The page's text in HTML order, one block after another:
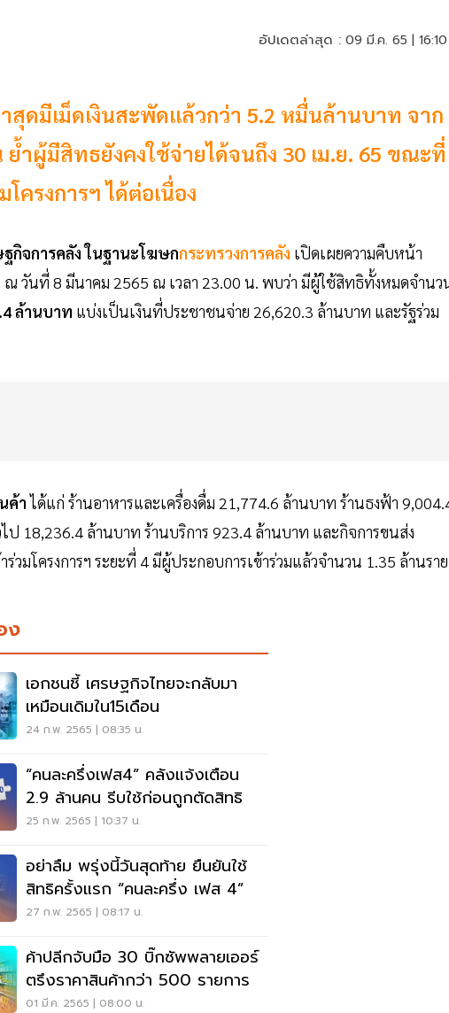
อัปเดตล่าสุด : 09 มี.ค. 65 |
สุดมีเม็ดเงินสะพัดแล้วกว่า 5.2 หมื่นล้านบาท จาก
ำผู้มีสิทธยังคงใช้จ่ายได้จนถึง 30 เม.ย. 65 ขณะที่
ครงการฯ ได้ต่อเนื่อง
กิจการคลัง ในฐานะโฆษกกระทรวงการคลัง เปิดเผยความคืบหน้า
ณ วันที่ 8 มีนาคม 2565 ณ เวลา 23.00 น. พบว่า มีผู้ใช้สิทธิทั้งหมดจำนว
ล้านบาท แบ่งเป็นเงินที่ประชาชนจ่าย 26,620.3 ล้านบาท และรัฐร่วม
ค้าได้แก่ ร้านอาหารและเครื่องดื่ม 21,774.6 ล้านบาท ร้านธงฟ้า
ป 18,236.4 ล้านบาท ร้านบริการ 923.4 ล้านบาท และกิจการขนส่ง
มโครงการฯ ระยะที่ 4 มีผู้ประกอบการเข้าร่วมแล้วจำนวน 1.35 ล้านราย
ง
เอกชนชี้ เศรษฐกิจไทยจะกลับมา
เหมือนเดิมใน15เดือน
24 ก.พ. 2565 | 08:35 น.
“คนละครึ่งเฟส4” คลังแจ้งเตือน
2.9 ล้านคน รีบใช้ก่อนถูกตัดสิทธิ
25 ก.พ. 2565 | 10:37 น.
อย่าลืม พรุ่งนี้วันสุดท้าย ยืนยันใช้
สิทธิครั้งแรก “คนละครึ่ง เฟส 4”
27 ก.พ. 2565 | 08:17 น.
ค้าปลีกจับมือ 30 บิ๊กซัพพลายเออร์
ตรึงราคาสินค้ากว่า 500 รายการ
01 มี.ค. 2565 | 08:00 น.